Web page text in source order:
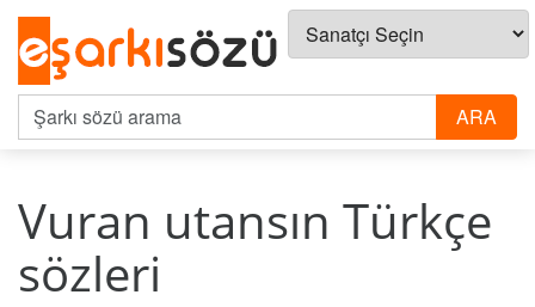
Vuran utansın Türkçe
sözleri